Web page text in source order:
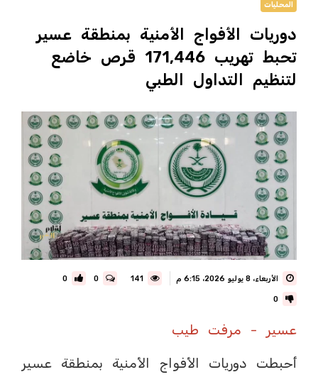
المحليات
دوريات الأفواج الأمنية بمنطقة عسير
تحبط تهريب 171,446 قرص خاضع
لتنظيم التداول الطبي
الأربعاء، 8 يوليو 2026، 6:15 م 0
0
0
عسير - مرفت طيب
أحبطت دوريات الأفواج الأمنية بمنطقة عسير